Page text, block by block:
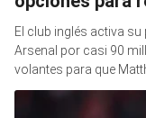
El club inglés activa
Arsenal por casi 90
volantes para que